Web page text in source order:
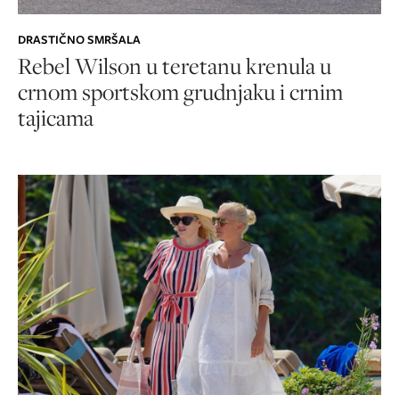
DRASTIČNO SMRŠALA
Rebel Wilson u teretanu krenula u
crnom sportskom grudnjaku i crnim
tajicama